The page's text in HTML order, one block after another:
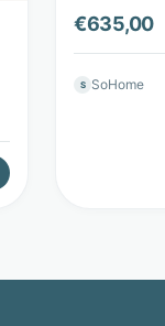
- Bruin -
€635,00
S SoHome